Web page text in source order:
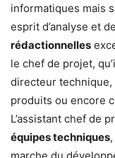
informatiques mais
esprit d’analyse et
rédactionnelles
le chef de projet,
directeur
produits ou encore
L’assistant chef de
équipes techniques
marche du